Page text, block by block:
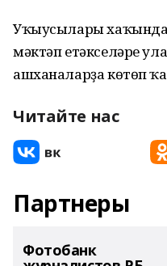
Уҡыусылары хаҡында
мәктәп етәкселәре
ашханаларҙа көтөп
Читайте нас
Партнеры
Фотобанк